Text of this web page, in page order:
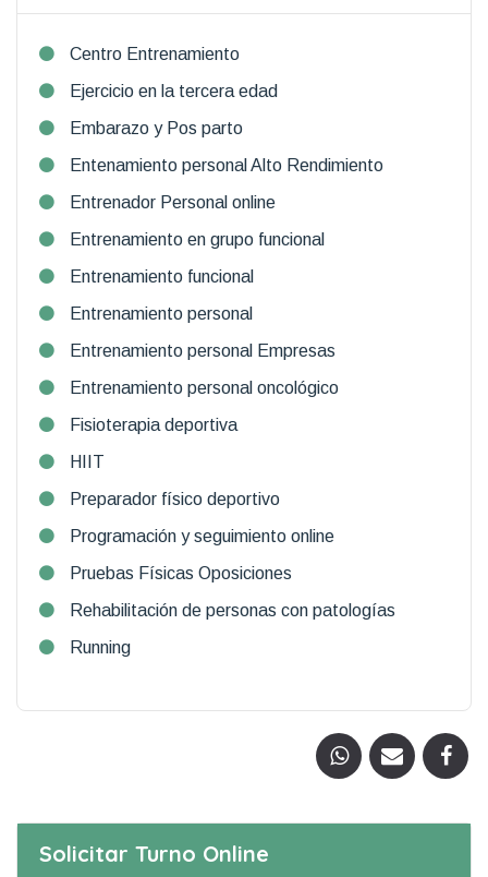
Centro Entrenamiento
Ejercicio en la tercera edad
Embarazo y Pos parto
Entenamiento personal Alto Rendimiento
Entrenador Personal online
Entrenamiento en grupo funcional
Entrenamiento funcional
Entrenamiento personal
Entrenamiento personal Empresas
Entrenamiento personal oncológico
Fisioterapia deportiva
HIIT
Preparador físico deportivo
Programación y seguimiento online
Pruebas Físicas Oposiciones
Rehabilitación de personas con patologías
Running
Solicitar Turno Online